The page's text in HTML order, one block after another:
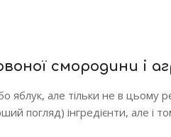
смородини і
але тільки не в цьому
погляд) інгредієнти, але і